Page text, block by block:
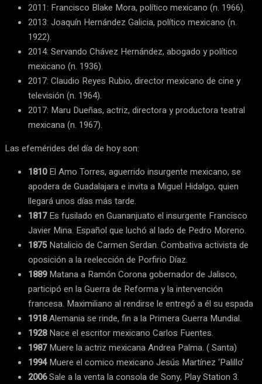
2011: Francisco Blake Mora, político mexicano (n. 1966).
2013: Joaquín Hernández Galicia, político mexicano (n.
1922).
2014: Servando Chávez Hernández, abogado y político
mexicano (n. 1936).
2017: Claudio Reyes Rubio, director mexicano de cine y
televisión (n. 1964).
2017: Maru Dueñas, actriz, directora y productora teatral
mexicana (n. 1967).
Las efemérides del día de hoy son:
1810El Amo Torres, aguerrido insurgente mexicano, se
apodera de Guadalajara e invita a Miguel Hidalgo, quien
llegará unos días más tarde.
1817Es fusilado en Guananjuato el insurgente Francisco
Javier Mina. Español que luchó al lado de Pedro Moreno.
1875Natalicio de Carmen Serdan. Combativa activista de
oposición a la reelección de Porfirio Díaz.
1889Matana a Ramón Corona gobernador de Jalisco,
participó en la Guerra de Reforma y la intervención
francesa. Maximiliano al rendirse le entregó a él su espada
1918Alemania se rinde, fin a la Primera Guerra Mundial.
1928Nace el escritor mexicano Carlos Fuentes.
1987Muere la actriz mexicana Andrea Palma. ( Santa)
1994Muere el comico mexicano Jesús Martínez ‘Palillo’
2006Sale a la venta la consola de Sony, Play Station 3.